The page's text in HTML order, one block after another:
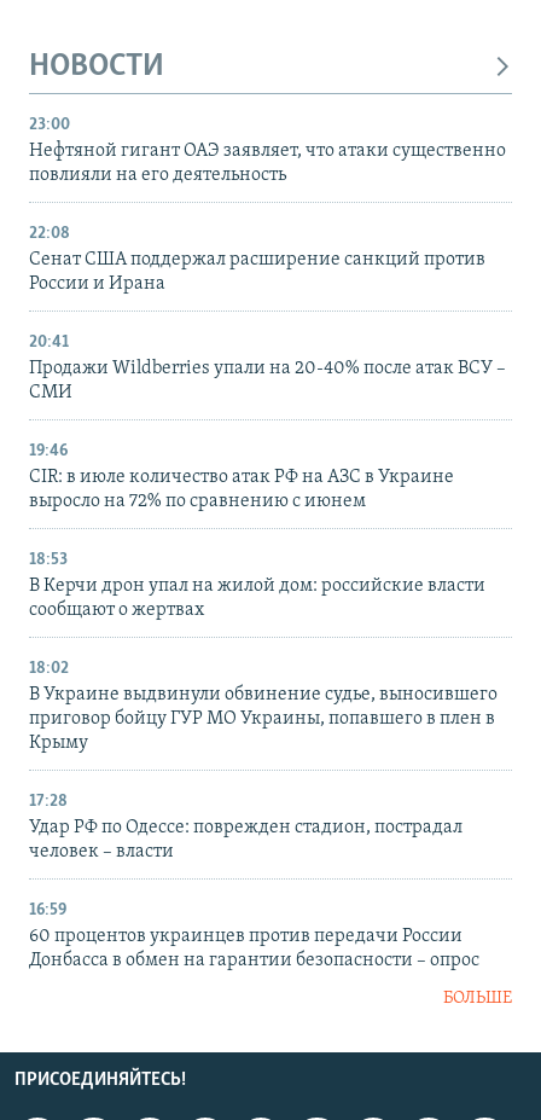
НОВОСТИ
23:00
Нефтяной гигант ОАЭ заявляет, что атаки существенно
повлияли на его деятельность
22:08
Сенат США поддержал расширение санкций против
России и Ирана
20:41
Продажи Wildberries упали на 20-40% после атак ВСУ –
СМИ
19:46
CIR: в июле количество атак РФ на АЗС в Украине
выросло на 72% по сравнению с июнем
18:53
В Керчи дрон упал на жилой дом: российские власти
сообщают о жертвах
18:02
В Украине выдвинули обвинение судье, выносившего
приговор бойцу ГУР МО Украины, попавшего в плен в
Крыму
17:28
Удар РФ по Одессе: поврежден стадион, пострадал
человек – власти
16:59
60 процентов украинцев против передачи России
Донбасса в обмен на гарантии безопасности – опрос
БОЛЬШЕ
ПРИСОЕДИНЯЙТЕСЬ!